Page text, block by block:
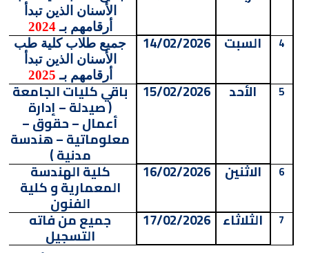
الأسنان الذين تبدأ
أرقامهم بـ2024
4 السبت 14/02/2026
جميع طلاب كلية طب
الأسنان الذين تبدأ
أرقامهم بـ 2025
5 الأحد 15/02/2026 باقي كليات الجامعة
( صيدلة – إدارة
أعمال – حقوق –
معلوماتية – هندسة
مدنية )
6 الاثنين 16/02/2026 كلية الهندسة
المعمارية و كلية
الفنون
7 الثلاثاء 17/02/2026 جميع من فاته
التسجيل